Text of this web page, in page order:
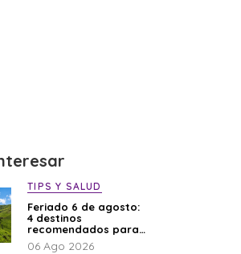
TIPS Y SALUD
Feriado 6 de agosto:
4 destinos
recomendados para
disfrutar el descanso
06 Ago 2026